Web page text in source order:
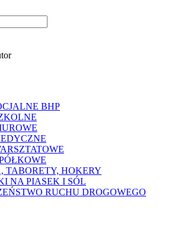
BHP
TABORETY, HOKERY
NA PIASEK I SÓL
RUCHU DROGOWEGO